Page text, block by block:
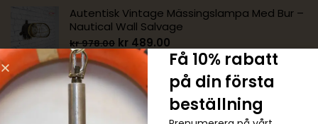
Autentisk Vintage Mässingslampa Med Bur –
Nautical Wall Salvage
kr978.00 kr 489.00
Autentisk Vintage Mässing 90 Graders
Nautisk Vägglampa
kr 1,222.00
Få 10% rabatt
på din första
beställning